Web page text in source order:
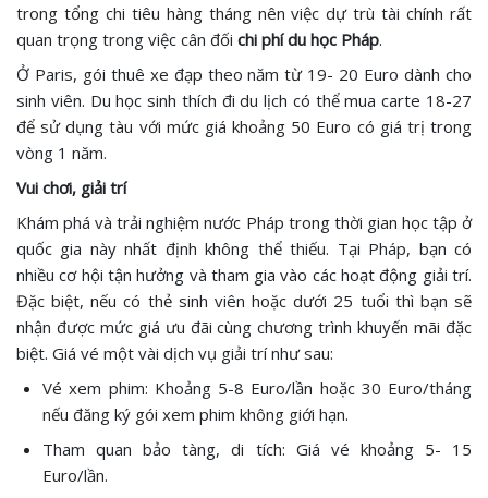
trong tổng chi tiêu hàng tháng nên việc dự trù tài chính rất
quan trọng trong việc cân đối chi phí du học Pháp.
Ở Paris, gói thuê xe đạp theo năm từ 19- 20 Euro dành cho
sinh viên. Du học sinh thích đi du lịch có thể mua carte 18-27
để sử dụng tàu với mức giá khoảng 50 Euro có giá trị trong
vòng 1 năm.
Vui chơi, giải trí
Khám phá và trải nghiệm nước Pháp trong thời gian học tập ở
quốc gia này nhất định không thể thiếu. Tại Pháp, bạn có
nhiều cơ hội tận hưởng và tham gia vào các hoạt động giải trí.
Đặc biệt, nếu có thẻ sinh viên hoặc dưới 25 tuổi thì bạn sẽ
nhận được mức giá ưu đãi cùng chương trình khuyến mãi đặc
biệt. Giá vé một vài dịch vụ giải trí như sau:
Vé xem phim: Khoảng 5-8 Euro/lần hoặc 30 Euro/tháng
nếu đăng ký gói xem phim không giới hạn.
Tham quan bảo tàng, di tích: Giá vé khoảng 5- 15
Euro/lần.